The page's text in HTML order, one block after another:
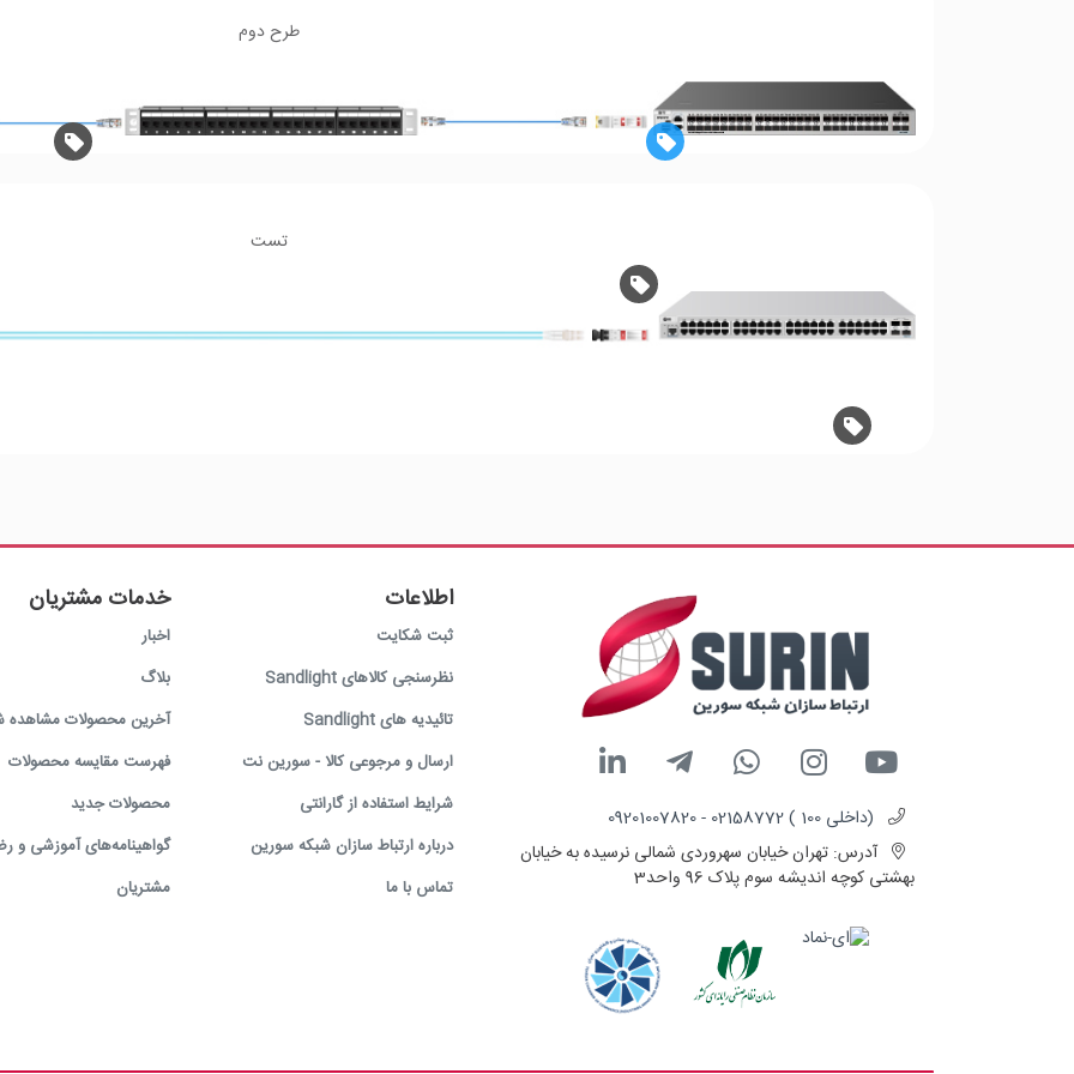
طرح دوم
 
تست


(داخلی 100 ) 02158772 - 09201007820
آدرس: تهران خیابان سهروردی شمالی نرسیده به خیابان
بهشتی کوچه اندیشه سوم پلاک 96 واحد3
اطلاعات
ثبت شکایت
نظرسنجی کالاهای Sandlight
تائیدیه های Sandlight
ارسال و مرجوعی کالا - سورین نت
شرایط استفاده از گارانتی
درباره ارتباط سازان شبکه سورین
تماس با ما
خدمات مشتریان
اخبار
بلاگ
آخرین محصولات مشاهده
فهرست مقایسه محصولات
محصولات جدید
گواهینامه‌های آموزشی و
مشتریان